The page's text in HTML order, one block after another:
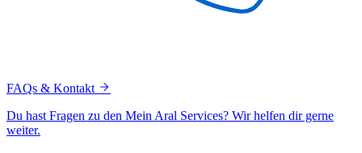
FAQs & Kontakt
Du hast Fragen zu den Mein Aral Services? Wir helfen dir gerne
weiter.